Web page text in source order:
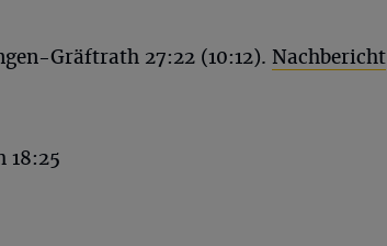
Gräftrath 27:22 (10:12). Nachbericht
18:25